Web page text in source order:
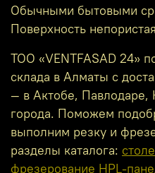
Обычными бытовыми
Поверхность
ТОО «VENTFASAD 24»
склада в Алматы с
— в Актобе, Павлодаре,
города. Поможем
выполним резку и
разделы каталога:
фрезерование HPL-